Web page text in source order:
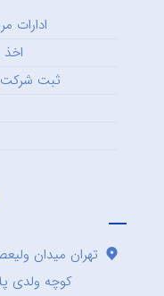
ادارات
ثبت شرکت
تهران میدان
کوچه ولدی پلاک ۳۹ ساختمان